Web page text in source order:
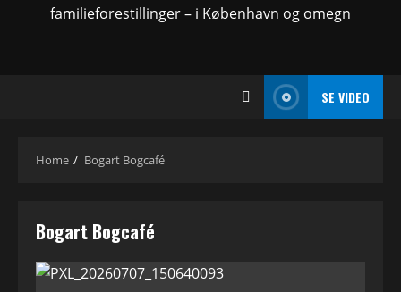
familieforestillinger – i København og omegn
SE VIDEO
Home Bogart Bogcafé
Bogart Bogcafé